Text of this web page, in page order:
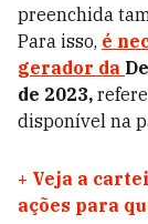
preenchida
Para isso, é
gerador da
de 2023,
disponível na
+ Veja a
ações para